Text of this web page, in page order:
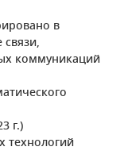
в
коммуникаций
г.)
технологий